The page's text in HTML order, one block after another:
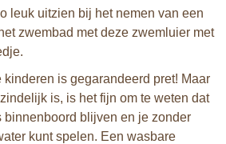
leuk uitzien bij het nemen van een
zwembad met deze zwemluier met
is gegarandeerd pret! Maar
is, is het fijn om te weten dat
blijven en je zonder
kunt spelen. Een wasbare